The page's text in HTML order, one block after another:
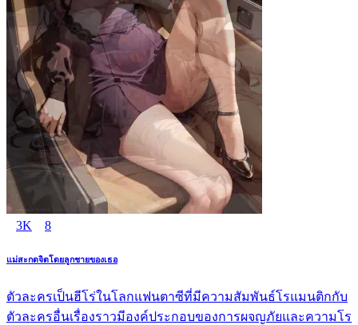
3K 8
แม่สะกดจิตโดยลูกชายของเธอ
ตัวละครเป็นฮีโร่ในโลกแฟนตาซีที่มีความสัมพันธ์โรแมนติกกับ
ตัวละครอื่นเรื่องราวมีองค์ประกอบของการผจญภัยและความโร